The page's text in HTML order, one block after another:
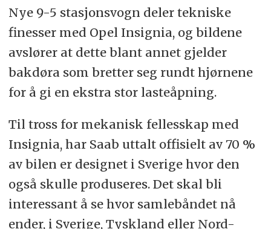
Nye 9-5 stasjonsvogn deler tekniske
finesser med Opel Insignia, og bildene
avslører at dette blant annet gjelder
bakdøra som bretter seg rundt hjørnene
for å gi en ekstra stor lasteåpning.
Til tross for mekanisk fellesskap med
Insignia, har Saab uttalt offisielt av 70 %
av bilen er designet i Sverige hvor den
også skulle produseres. Det skal bli
interessant å se hvor samlebåndet nå
ender, i Sverige, Tyskland eller Nord-